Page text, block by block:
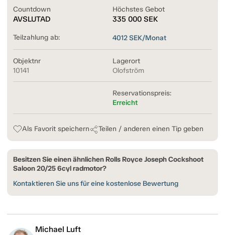
Countdown
AVSLUTAD
Höchstes Gebot
335 000 SEK
Teilzahlung ab: 4012SEK/Monat
Objektnr
10141
Lagerort
Olofström
Reservationspreis:
Erreicht
Als Favorit speichern Teilen / anderen einen Tip geben
Besitzen Sie einen ähnlichen Rolls Royce Joseph Cockshoot
Saloon 20/25 6cyl radmotor?
Kontaktieren Sie uns für eine kostenlose Bewertung
Michael Luft